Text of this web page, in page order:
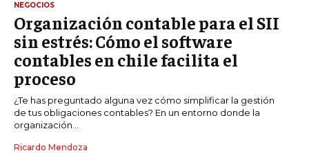
NEGOCIOS
Organización contable para el SII
sin estrés: Cómo el software
contables en chile facilita el
proceso
¿Te has preguntado alguna vez cómo simplificar la gestión
de tus obligaciones contables? En un entorno donde la
organización...
Ricardo Mendoza